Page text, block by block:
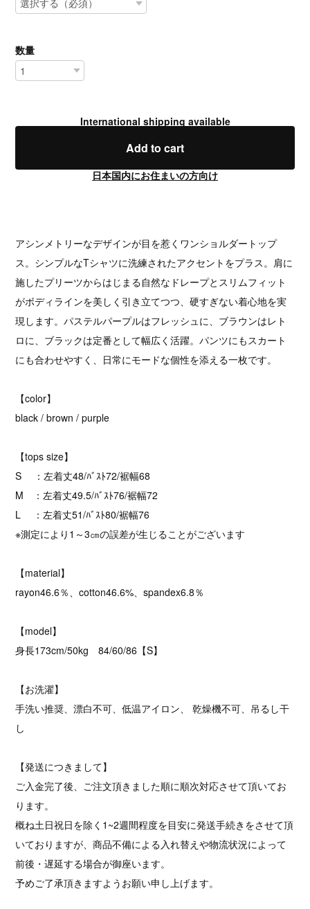
数量
International shipping available
Add to cart
日本国内にお住まいの方向け
アシンメトリーなデザインが目を惹くワンショルダートップ
ス。シンプルなTシャツに洗練されたアクセントをプラス。肩に
施したプリーツからはじまる自然なドレープとスリムフィット
がボディラインを美しく引き立てつつ、硬すぎない着心地を実
現します。パステルパープルはフレッシュに、ブラウンはレト
ロに、ブラックは定番として幅広く活躍。パンツにもスカート
にも合わせやすく、日常にモードな個性を添える一枚です。
【color】
black / brown / purple
【tops size】
S ：左着丈48/ﾊﾞｽﾄ72/裾幅68
M ：左着丈49.5/ﾊﾞｽﾄ76/裾幅72
L ：左着丈51/ﾊﾞｽﾄ80/裾幅76
※測定により1～3㎝の誤差が生じることがございます
【material】
rayon46.6％、cotton46.6%、spandex6.8％
【model】
身長173cm/50kg 84/60/86【S】
【お洗濯】
手洗い推奨、漂白不可、低温アイロン、 乾燥機不可、吊るし干
し
【発送につきまして】
ご入金完了後、ご注文頂きました順に順次対応させて頂いてお
ります。
概ね土日祝日を除く1~2週間程度を目安に発送手続きをさせて頂
いておりますが、商品不備による入れ替えや物流状況によって
前後・遅延する場合が御座います。
予めご了承頂きますようお願い申し上げます。